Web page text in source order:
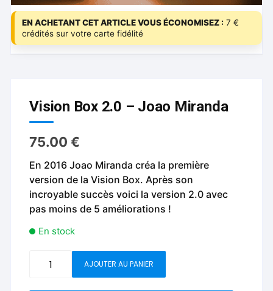
EN ACHETANT CET ARTICLE VOUS ÉCONOMISEZ : 7 €
crédités sur votre carte fidélité
Vision Box 2.0 – Joao Miranda
75.00€
En 2016 Joao Miranda créa la première
version de la Vision Box. Après son
incroyable succès voici la version 2.0 avec
pas moins de 5 améliorations !
En stock
AJOUTER AU PANIER